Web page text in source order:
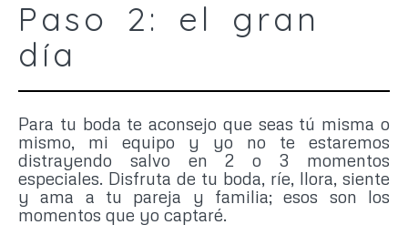
Paso 2: el gran
día
Para tu boda te aconsejo que seas tú misma o
mismo, mi equipo y yo no te estaremos
distrayendo salvo en 2 o 3 momentos
especiales. Disfruta de tu boda, ríe, llora, siente
y ama a tu pareja y familia; esos son los
momentos que yo captaré.